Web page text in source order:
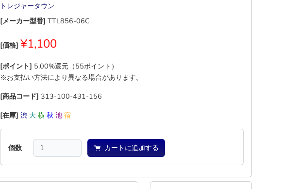
トレジャータウン
[メーカー型番] TTL856-06C
[価格] ¥1,100
[ポイント] 5.00%還元（55ポイント）
※お支払い方法により異なる場合があります。
[商品コード] 313-100-431-156
[在庫] 渋 大 横 秋 池 宿
個数 カートに追加する